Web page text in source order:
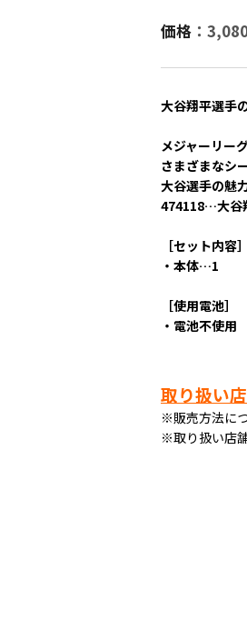
価格 ：
大谷翔平選手
メジャーリー
さまざまなシ
大谷選手の魅
474118…大谷
［セット内容］
・本体…1
［使用電池］
・電池不使用
取り扱い
※販売方法に
※取り扱い店